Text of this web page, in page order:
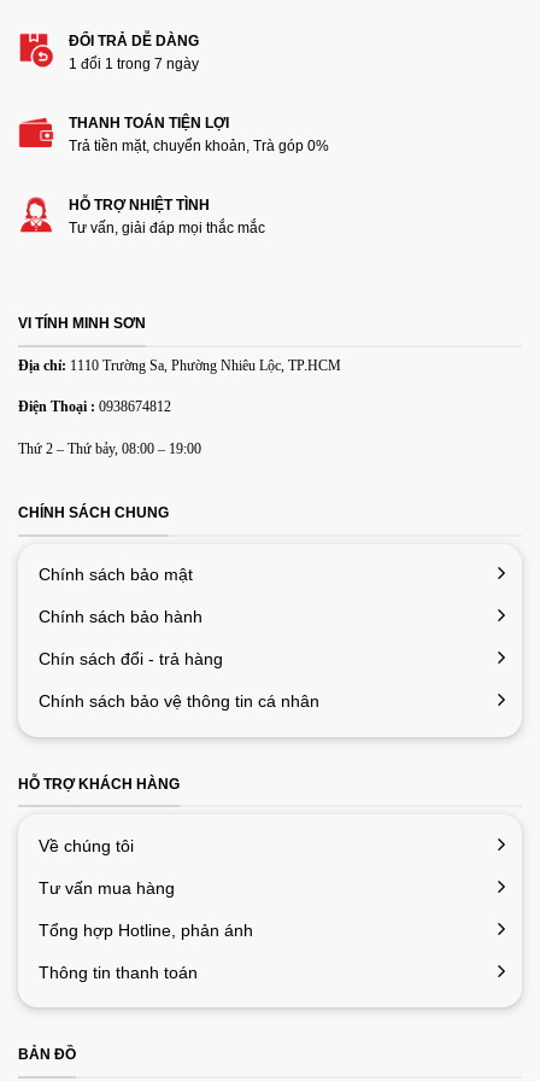
Thêm ảnh đánh giá
Các định dạng ảnh được chấp nhận: jpg,png.
Email*
cho lần bình luận kế tiếp của tôi.
ĐỔI TRẢ DỄ DÀNG
1 đổi 1 trong 7 ngày
THANH TOÁN TIỆN LỢI
Trả tiền mặt, chuyển khoản, Trà góp 0%
HỖ TRỢ NHIỆT TÌNH
Tư vấn, giải đáp mọi thắc mắc
VI TÍNH MINH SƠN
Địa chỉ: 1110 Trường Sa, Phường Nhiêu Lộc, TP.HCM
Điện Thoại : 0938674812
Thứ 2 – Thứ bảy, 08:00 – 19:00
CHÍNH SÁCH CHUNG
Chính sách bảo mật
Chính sách bảo hành
Chín sách đổi - trả hàng
Chính sách bảo vệ thông tin cá nhân
HỖ TRỢ KHÁCH HÀNG
Về chúng tôi
Tư vấn mua hàng
Tổng hợp Hotline, phản ánh
Thông tin thanh toán
BẢN ĐỒ